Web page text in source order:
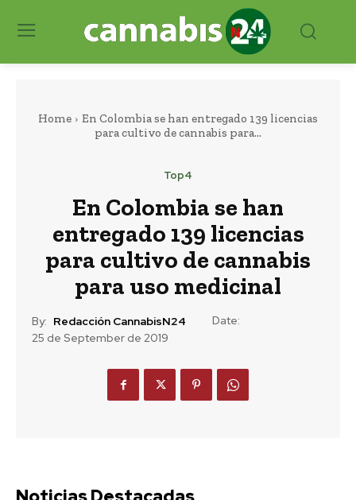
Home
En Colombia se han entregado 139 licencias
para cultivo de cannabis para...
Top4
En Colombia se han
entregado 139 licencias
para cultivo de cannabis
para uso medicinal
By: Redacción CannabisN24
Date:
25 de September de 2019